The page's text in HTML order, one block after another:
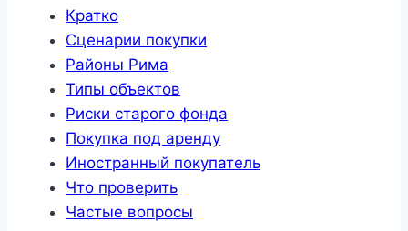
Кратко
Сценарии покупки
Районы Рима
Типы объектов
Риски старого фонда
Покупка под аренду
Иностранный покупатель
Что проверить
Частые вопросы